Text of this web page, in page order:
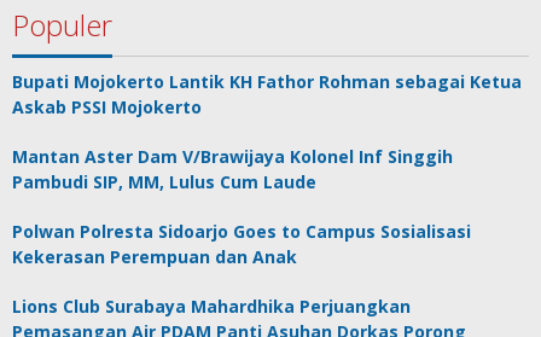
Populer
Bupati Mojokerto Lantik KH Fathor Rohman sebagai Ketua
Askab PSSI Mojokerto
Mantan Aster Dam V/Brawijaya Kolonel Inf Singgih
Pambudi SIP, MM, Lulus Cum Laude
Polwan Polresta Sidoarjo Goes to Campus Sosialisasi
Kekerasan Perempuan dan Anak
Lions Club Surabaya Mahardhika Perjuangkan
Pemasangan Air PDAM Panti Asuhan Dorkas Porong